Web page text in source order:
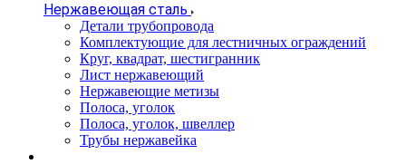
Нержавеющая сталь
Детали трубопровода
Комплектующие для лестничных ограждений
Круг, квадрат, шестигранник
Лист нержавеющий
Нержавеющие метизы
Полоса, уголок
Полоса, уголок, швеллер
Трубы нержавейка